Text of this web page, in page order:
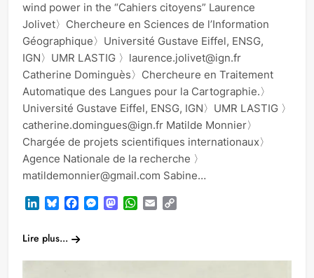
wind power in the “Cahiers citoyens” Laurence
Jolivet〉Chercheure en Sciences de l’Information
Géographique〉Université Gustave Eiffel, ENSG,
IGN〉UMR LASTIG 〉laurence.jolivet@ign.fr
Catherine Dominguès〉Chercheure en Traitement
Automatique des Langues pour la Cartographie.〉
Université Gustave Eiffel, ENSG, IGN〉UMR LASTIG 〉
catherine.domingues@ign.fr Matilde Monnier〉
Chargée de projets scientifiques internationaux〉
Agence Nationale de la recherche 〉
matildemonnier@gmail.com Sabine…
LinkedInBlueskyFacebook
Messenger
Mastodon
WhatsApp
Email
Lire plus...